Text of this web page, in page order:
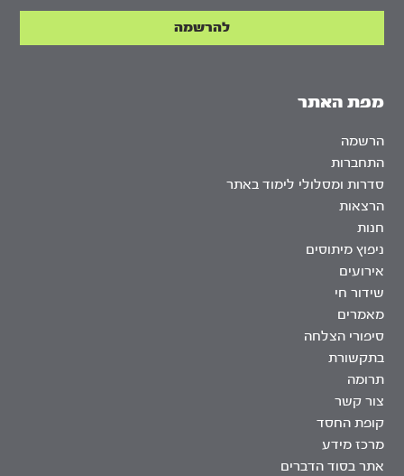
מפת האתר
הרשמה
התחברות
סדרות ומסלולי לימוד באתר
הרצאות
חנות
ניפוץ מיתוסים
אירועים
שידור חי
מאמרים
סיפורי הצלחה
בתקשורת
תרומה
צור קשר
קופת החסד
מרכז מידע
אתר בסוד הדברים